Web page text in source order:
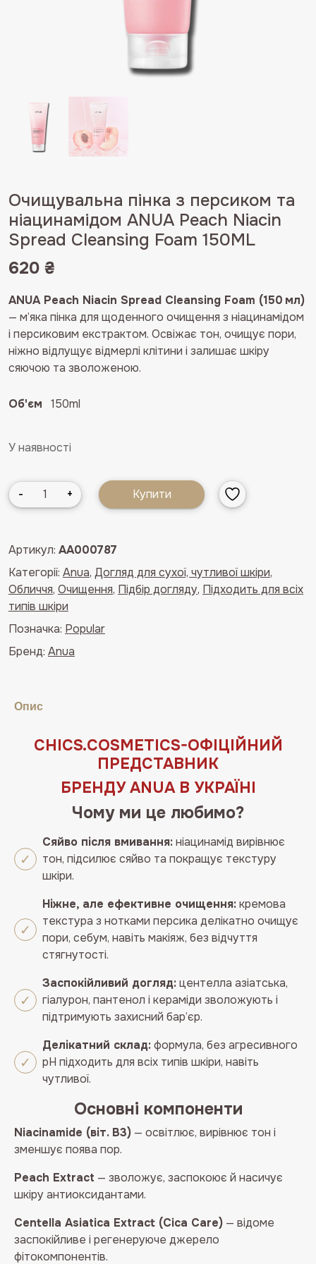
Очищувальна пінка з персиком та
ніацинамідом ANUA Peach Niacin
Spread Cleansing Foam 150ML
620 ₴
ANUA Peach Niacin Spread Cleansing Foam (150 мл)
— м’яка пінка для щоденного очищення з ніацинамідом
і персиковим екстрактом. Освіжає тон, очищує пори,
ніжно відлущує відмерлі клітини і залишає шкіру
сяючою та зволоженою.
Об'єм 150ml
У наявності
Очищувальна
пінка
та
ніацинамідом
ANUA
Peach
Niacin
Cleansing
кількість
- + Купити
Артикул: AA000787
Категорії: Anua, Догляд для сухої, чутливої шкіри,
Обличчя, Очищення, Підбір догляду, Підходить для всіх
типів шкіри
Позначка: Popular
Бренд: Anua
Опис
СHICS.COSMETICS-ОФIЦIЙНИЙ
ПРЕДСТАВНИК
БРЕНДУ ANUA В УКРАЇНІ
Чому ми це любимо?
Сяйво після вмивання:ніацинамід вирівнює
тон, підсилює сяйво та покращує текстуру
шкіри.
Ніжне, але ефективне очищення:кремова
текстура з нотками персика делікатно очищує
пори, себум, навіть макіяж, без відчуття
стягнутості.
Заспокійливий догляд:центелла азіатська,
гіалурон, пантенол і кераміди зволожують і
підтримують захисний бар’єр.
Делікатний склад:формула, без агресивного
pH підходить для всіх типів шкіри, навіть
чутливої.
Основні компоненти
Niacinamide (віт. B3) — освітлює, вирівнює тон і
зменшує поява пор.
Peach Extract — зволожує, заспокоює й насичує
шкіру антиоксидантами.
Centella Asiatica Extract (Cica Care) — відоме
заспокійливе і регенеруюче джерело
фітокомпонентів.